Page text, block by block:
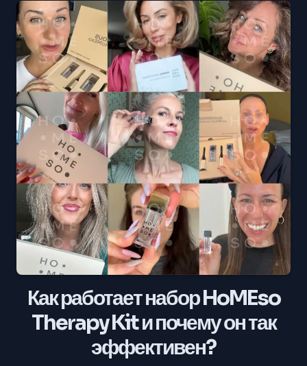
Как работает набор HoMEso
Therapy Kit и почему он так
эффективен?